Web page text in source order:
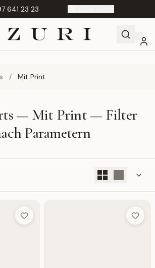
641 23 23
Cart
/ Mit Print
— Mit Print — Filter
Parametern
Add to Wish List Add to